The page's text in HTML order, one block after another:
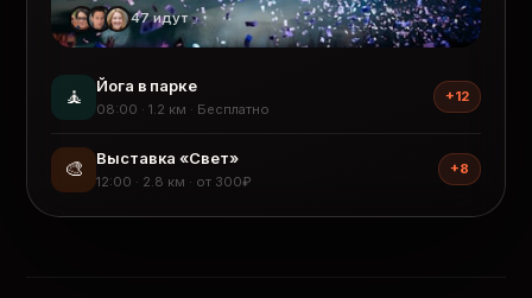
47 идут
🧘 Йога в парке
08:00 · 1.2 км · Бесплатно
+12
🎨 Выставка «Свет»
12:00 · 2.8 км · от 300₽
+8